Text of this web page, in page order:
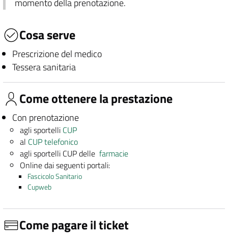
momento della prenotazione.
Cosa serve
Prescrizione del medico
Tessera sanitaria
Come ottenere la prestazione
Con prenotazione
agli sportelli CUP
al CUP telefonico
agli sportelli CUP dellefarmacie
Online dai seguenti portali:
Fascicolo Sanitario
Cupweb
Come pagare il ticket